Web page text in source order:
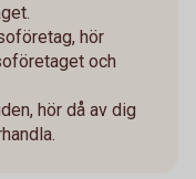
hör
och
hör då av dig